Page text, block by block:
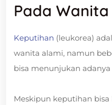
Pada Wanita
Keputihan (leukorea)
wanita alami, namun
bisa menunjukan
Meskipun keputihan